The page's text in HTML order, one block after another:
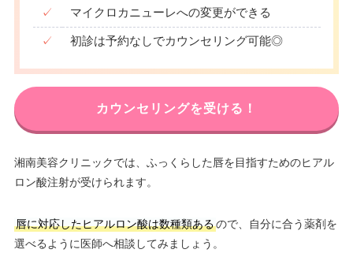
✓ マイクロカニューレへの変更ができる
✓ 初診は予約なしでカウンセリング可能◎
カウンセリングを受ける！
湘南美容クリニックでは、ふっくらした唇を目指すためのヒアル
ロン酸注射が受けられます。
唇に対応したヒアルロン酸は数種類あるので、自分に合う薬剤を
選べるように医師へ相談してみましょう。